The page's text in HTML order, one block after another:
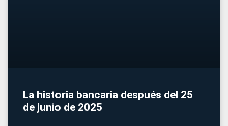
La historia bancaria después del 25
de junio de 2025